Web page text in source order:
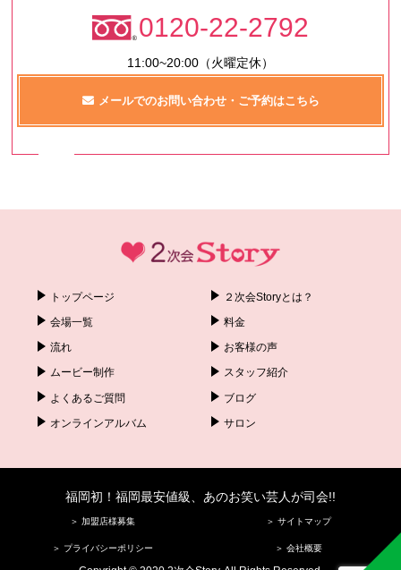
0120-22-2792
11:00~20:00（火曜定休）
メールでのお問い合わせ・ご予約はこちら
トップページ ２次会Storyとは？
会場一覧 料金
流れ お客様の声
ムービー制作 スタッフ紹介
よくあるご質問 ブログ
オンラインアルバム サロン
福岡初！福岡最安値級、あのお笑い芸人が司会!!
＞ 加盟店様募集 ＞ サイトマップ
＞ プライバシーポリシー ＞ 会社概要